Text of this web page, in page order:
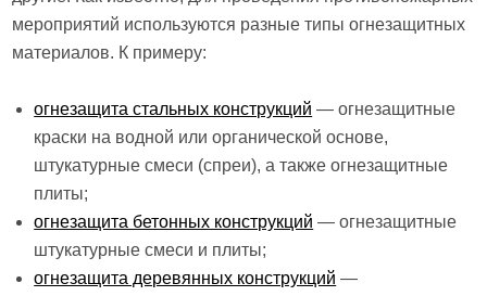
мероприятий используются разные типы огнезащитных
материалов. К примеру:
огнезащита стальных конструкций — огнезащитные
краски на водной или органической основе,
штукатурные смеси (спреи), а также огнезащитные
плиты;
огнезащита бетонных конструкций — огнезащитные
штукатурные смеси и плиты;
огнезащита деревянных конструкций —